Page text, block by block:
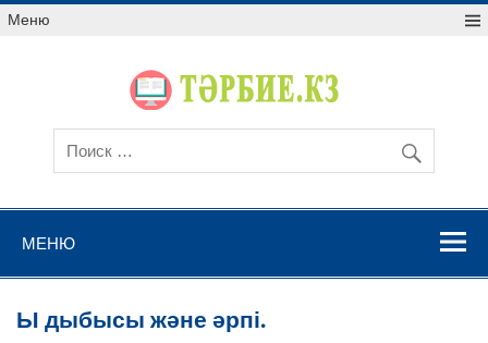
Меню
МЕНЮ
Ы дыбысы және әрпі.